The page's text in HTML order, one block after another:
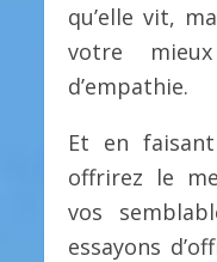
qu’elle vit,
votre
d’empathie.
Et en
offrirez le
vos
essayons